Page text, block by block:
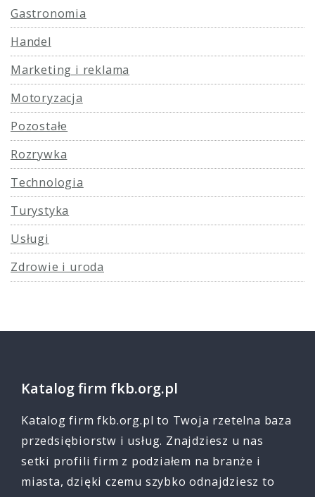
Gastronomia
Handel
Marketing i reklama
Motoryzacja
Pozostałe
Rozrywka
Technologia
Turystyka
Usługi
Zdrowie i uroda
Katalog firm fkb.org.pl
Katalog firm fkb.org.pl to Twoja rzetelna baza
przedsiębiorstw i usług. Znajdziesz u nas
setki profili firm z podziałem na branże i
miasta, dzięki czemu szybko odnajdziesz to